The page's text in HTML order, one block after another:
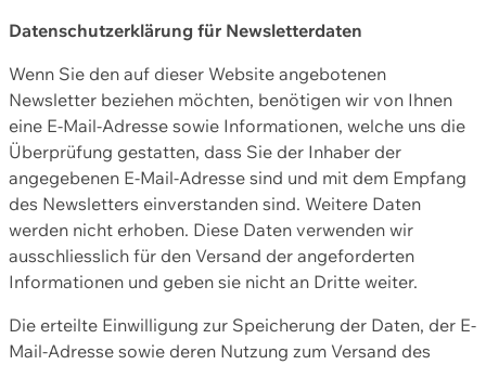
Datenschutzerklärung für Newsletterdaten
Wenn Sie den auf dieser Website angebotenen
Newsletter beziehen möchten, benötigen wir von Ihnen
eine E-Mail-Adresse sowie Informationen, welche uns die
Überprüfung gestatten, dass Sie der Inhaber der
angegebenen E-Mail-Adresse sind und mit dem Empfang
des Newsletters einverstanden sind. Weitere Daten
werden nicht erhoben. Diese Daten verwenden wir
ausschliesslich für den Versand der angeforderten
Informationen und geben sie nicht an Dritte weiter.
Die erteilte Einwilligung zur Speicherung der Daten, der E-
Mail-Adresse sowie deren Nutzung zum Versand des